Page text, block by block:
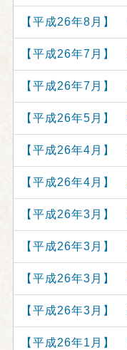
【平成26年8月】
【平成26年7月
【平成26年7月
【平成26年5月
【平成26年4月
【平成26年4月
【平成26年3月
【平成26年3月
【平成26年3月
【平成26年3月
【平成26年1月】